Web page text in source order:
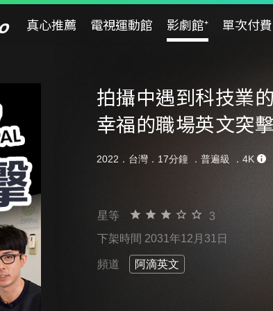
真心推薦 電視運動館 影劇館⁺ 單次付費
拍攝中遇到科技業
幸福的職場英文突
2022．台灣．17分鐘 ． 普遍級 ．4K
星等
3
下架時間 2031年12月31日
頻道 阿滴英文